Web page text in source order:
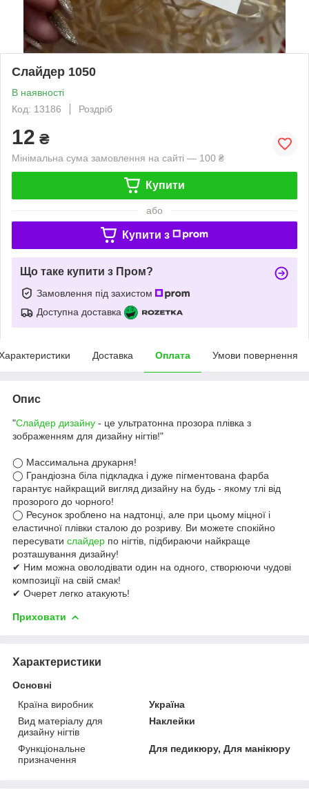
Слайдер 1050
В наявності
Код: 13186
Роздріб
12 ₴
Мінімальна сума замовлення на сайті — 100 ₴
Купити
або
Купити з
Що таке купити з Пром?
Замовлення під захистом
Доступна доставка
Доставка Оплата Умови повернення
Опис
"Слайдер дизайну - це ультратонна прозора плівка з
зображенням для дизайну нігтів!"
◯ Массимальна друкарня!
◯ Грандіозна біла підкладка і дуже пігментована фарба
гарантує найкращий вигляд дизайну на будь - якому тлі від
прозорого до чорного!
◯ Ресунок зроблено на надтонці, але при цьому міцної і
еластичної плівки сталою до розриву. Ви можете спокійно
пересувати слайдер по нігтів, підбираючи найкраще
розташування дизайну!
✔ Ним можна оволодівати один на одного, створюючи чудові
композиції на свій смак!
✔ Очерет легко атакують!
Приховати
Характеристики
Основні
Країна виробник
Україна
Вид матеріалу для
дизайну нігтів
Наклейки
Функціональне
призначення
Для педикюру, Для манікюру